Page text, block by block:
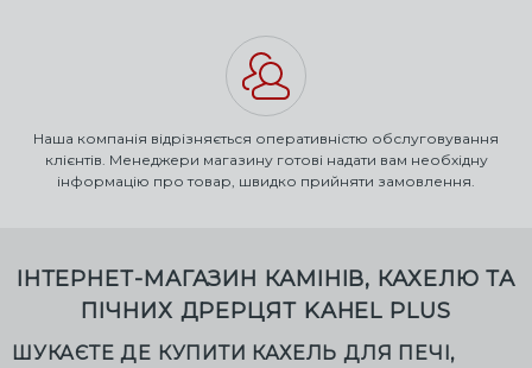
Наша компанія відрізняється оперативністю обслуговування
клієнтів. Менеджери магазину готові надати вам необхідну
інформацію про товар, швидко прийняти замовлення.
ІНТЕРНЕТ-МАГАЗИН КАМІНІВ, КАХЕЛЮ ТА
ПІЧНИХ ДРЕРЦЯТ KAHEL PLUS
ШУКАЄТЕ ДЕ КУПИТИ КАХЕЛЬ ДЛЯ ПЕЧІ,